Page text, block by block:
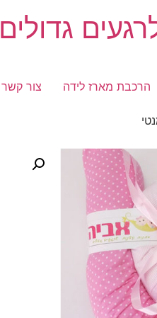
גדולים
הרכבת מארז לידה צור קשר